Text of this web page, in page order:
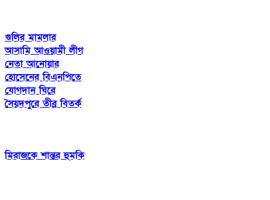
গুলির মামলার
আসামি আওয়ামী লীগ
নেতা আনোয়ার
হোসেনের বিএনপিতে
যোগদান ঘিরে
সৈয়দপুরে তীব্র বিতর্ক
মিরাজকে শান্তর হুমকি